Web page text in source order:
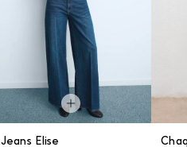
Jeans Elise